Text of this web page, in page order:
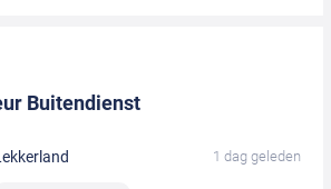
Buitendienst
1 dag geleden